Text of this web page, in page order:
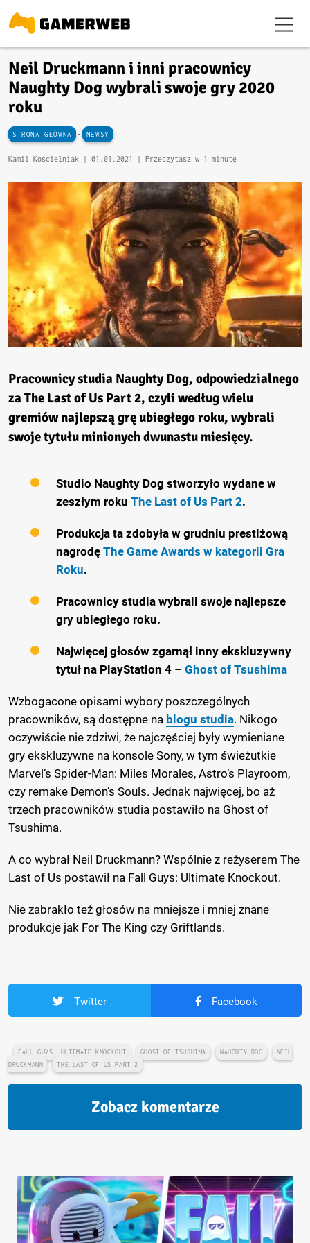
Neil Druckmann i inni pracownicy
Naughty Dog wybrali swoje gry 2020
roku
STRONA GŁÓWNA - NEWSY
Kamil Kościelniak | 01.01.2021 | Przeczytasz w 1 minutę
Pracownicy studia Naughty Dog, odpowiedzialnego
za The Last of Us Part 2, czyli według wielu
gremiów najlepszą grę ubiegłego roku, wybrali
swoje tytułu minionych dwunastu miesięcy.
Studio Naughty Dog stworzyło wydane w
zeszłym roku The Last of Us Part 2.
Produkcja ta zdobyła w grudniu prestiżową
nagrodę The Game Awards w kategorii Gra
Roku.
Pracownicy studia wybrali swoje najlepsze
gry ubiegłego roku.
Najwięcej głosów zgarnął inny ekskluzywny
tytuł na PlayStation 4 – Ghost of Tsushima
Wzbogacone opisami wybory poszczególnych
pracowników, są dostępne na blogu studia. Nikogo
oczywiście nie zdziwi, że najczęściej były wymieniane
gry ekskluzywne na konsole Sony, w tym świeżutkie
Marvel’s Spider-Man: Miles Morales, Astro’s Playroom,
czy remake Demon’s Souls. Jednak najwięcej, bo aż
trzech pracowników studia postawiło na Ghost of
Tsushima.
A co wybrał Neil Druckmann? Wspólnie z reżyserem The
Last of Us postawił na Fall Guys: Ultimate Knockout.
Nie zabrakło też głosów na mniejsze i mniej znane
produkcje jak For The King czy Griftlands.
Twitter Facebook
FALL GUYS: ULTIMATE KNOCKOUT GHOST OF TSUSHIMA NAUGHTY DOG
NEIL
DRUCKMANN
THE LAST OF US PART 2
Zobacz komentarze